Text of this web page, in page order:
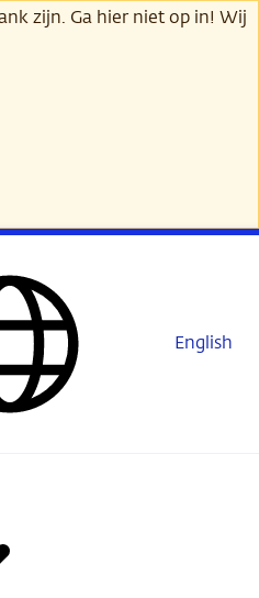
zijn. Ga hier niet op in! Wij
English